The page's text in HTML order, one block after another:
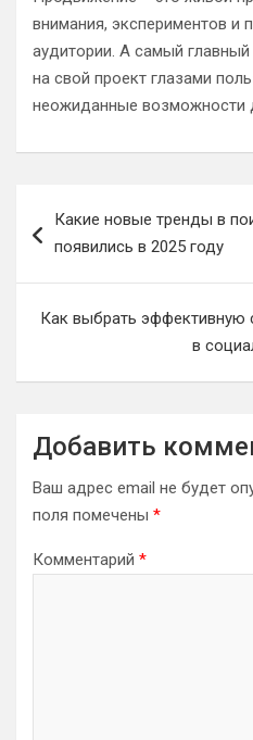
внимания, экспериментов и
аудитории. А самый
на свой проект глазами
неожиданные возможности
по
Какие новые тренды в
появились в 2025 году
Как выбрать эффективную
в
Добавить
Ваш адрес email не будет
поля помечены *
Комментарий *